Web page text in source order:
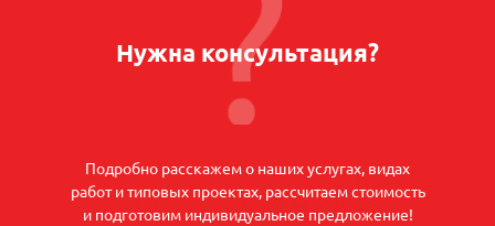
Нужна консультация?
Подробно расскажем о наших услугах, видах
работ и типовых проектах, рассчитаем стоимость
и подготовим индивидуальное предложение!